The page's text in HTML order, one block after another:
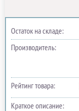
Остаток на складе:
Производитель:
Рейтинг товара:
Краткое описание: